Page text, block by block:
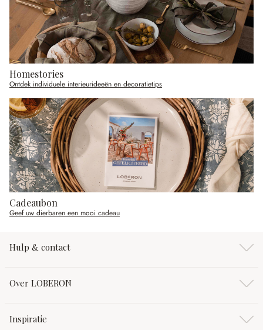
Homestories
Ontdek individuele interieurideeën en decoratietips
Cadeaubon
Geef uw dierbaren een mooi cadeau
Hulp & contact
Over LOBERON
Inspiratie